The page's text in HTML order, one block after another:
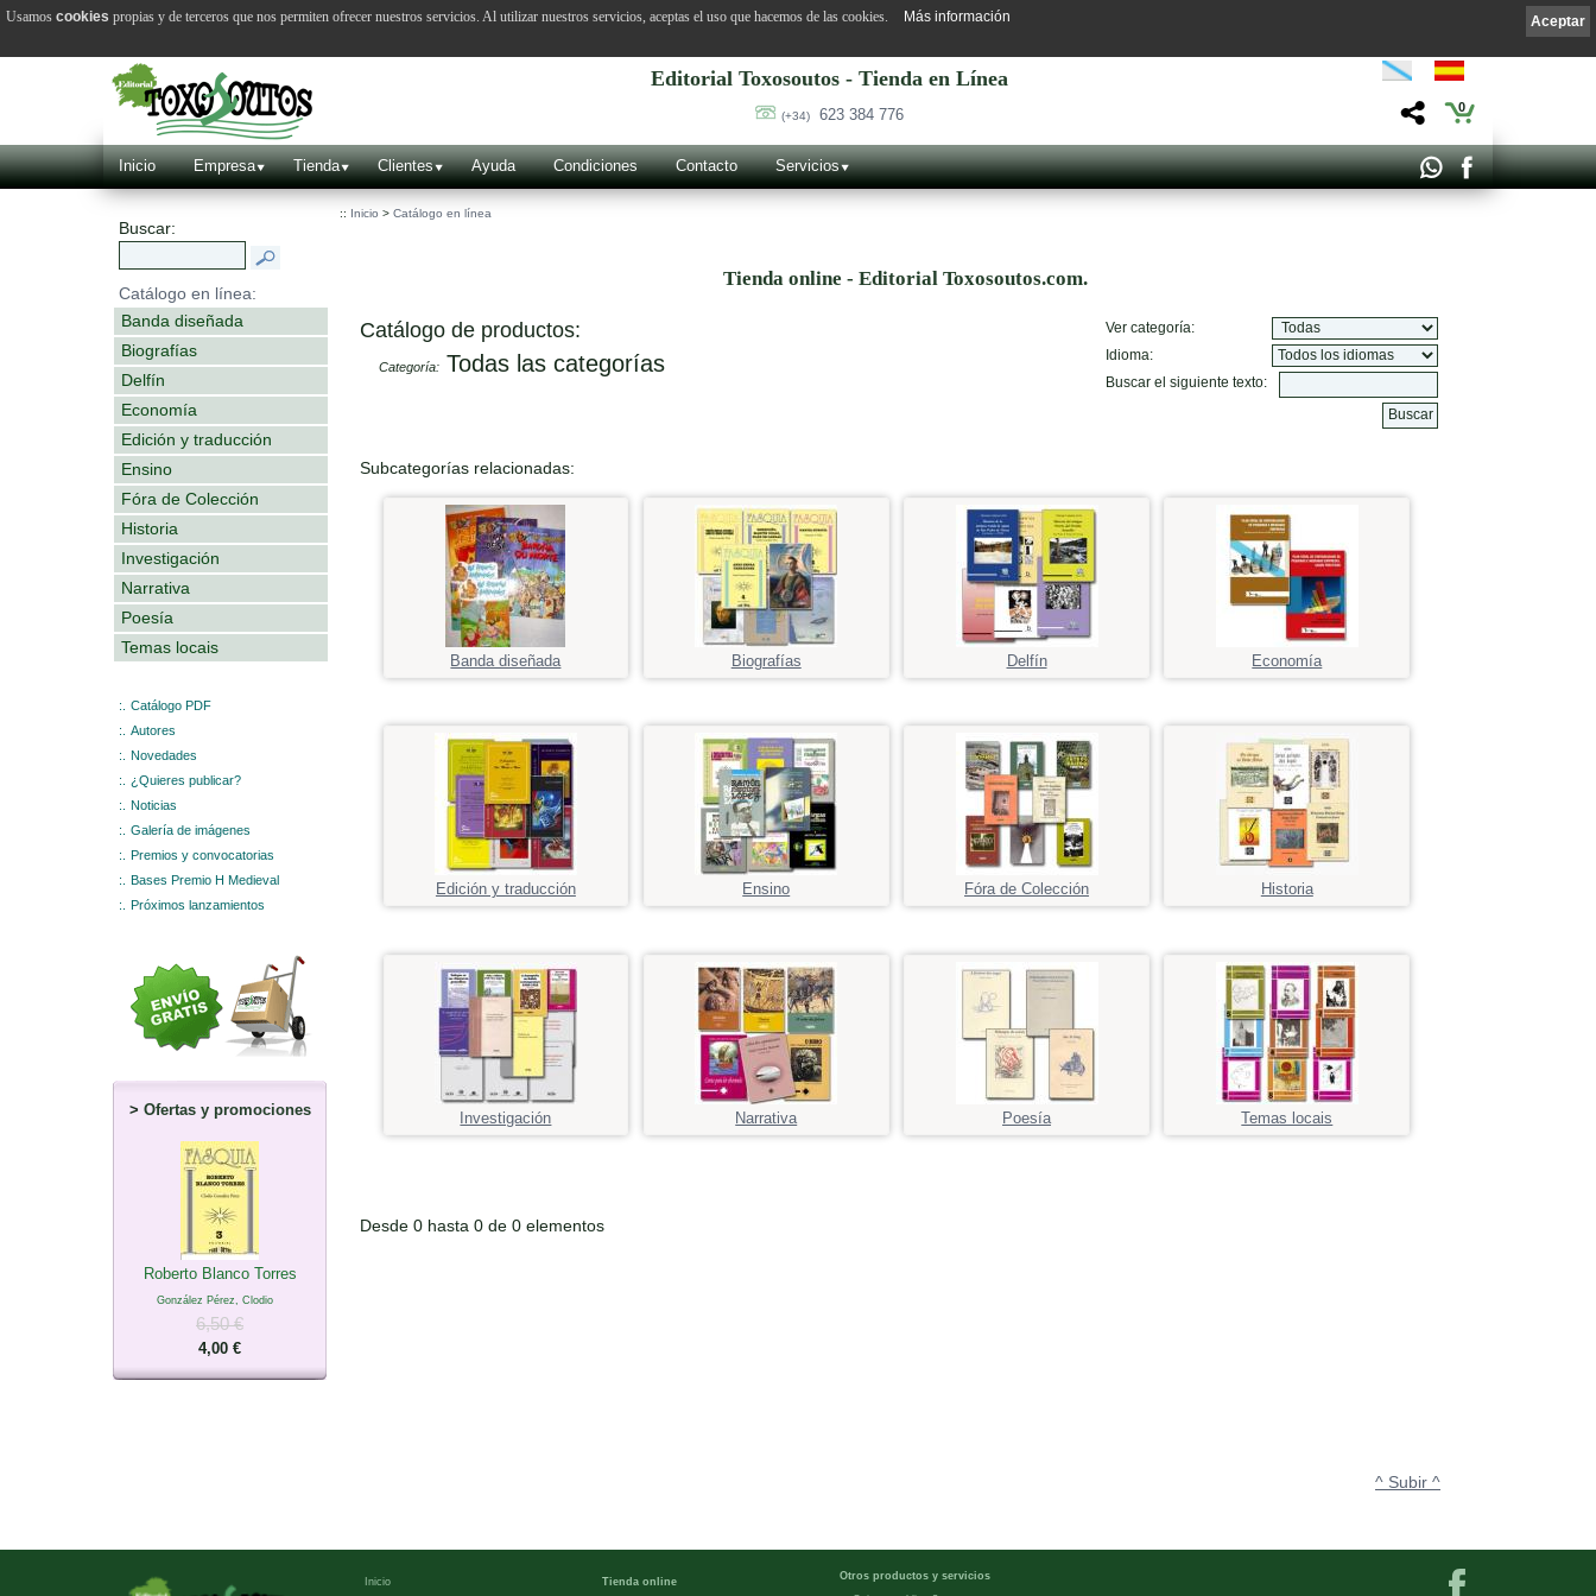
Editorial Toxosoutos - Tienda en Línea
(+34) 623 384 776 0
Inicio Empresa Tienda Clientes Ayuda Condiciones Contacto Servicios
Buscar:
Catálogo en línea:
Banda diseñada
Biografías
Delfín
Economía
Edición y traducción
Ensino
Fóra de Colección
Historia
Investigación
Narrativa
Poesía
Temas locais
:.
Catálogo PDF
:.
Autores
:.
Novedades
:.
¿Quieres publicar?
:.
Noticias
:.
Galería de imágenes
:.
Premios y convocatorias
:.
Bases Premio H Medieval
:.
Próximos lanzamientos
> Ofertas y promociones
Roberto Blanco Torres
González Pérez, Clodio
6,50 €
4,00 €
:: Inicio > Catálogo en línea
Tienda online - Editorial Toxosoutos.com.
Catálogo de productos:
Categoría: Todas las categorías
Ver categoría:
Idioma:
Buscar el siguiente texto:
Subcategorías relacionadas:
Banda diseñada Biografías Delfín Economía
Edición y traducción Ensino Fóra de Colección Historia
Investigación Narrativa Poesía Temas locais
Desde 0 hasta 0 de 0 elementos
^ Subir ^
Inicio Tienda online Otros productos y servicios
Aceptar
Usamos cookies propias y de terceros que nos permiten ofrecer nuestros servicios. Al utilizar nuestros servicios, aceptas el uso que hacemos de las cookies. Más información